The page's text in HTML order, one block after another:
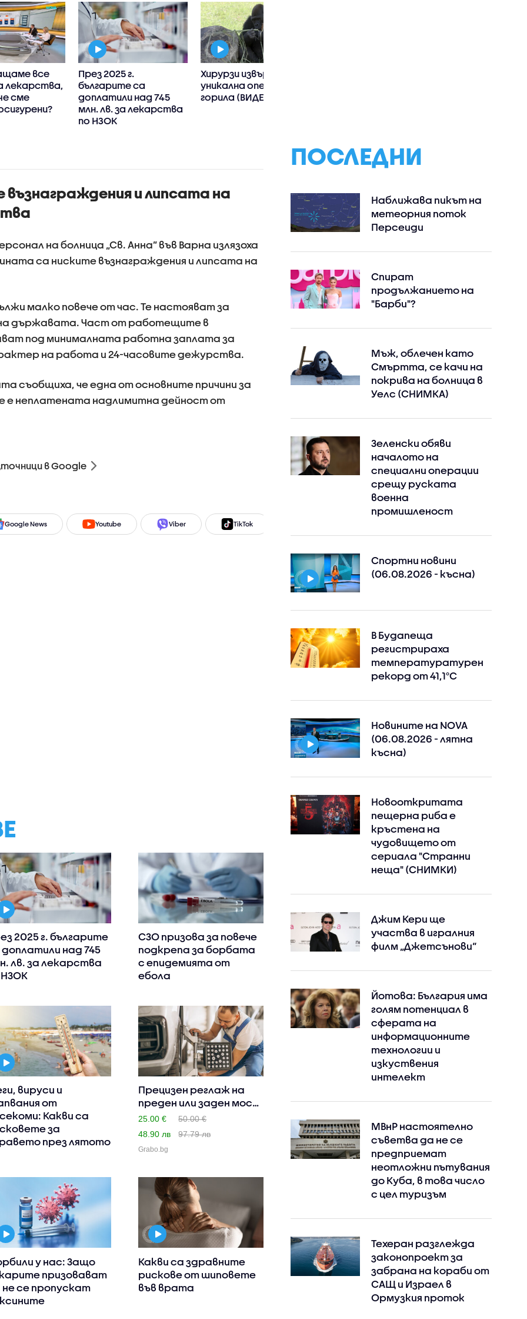
все
лекарства,
сме
През 2025 г.
българите са
доплатили над 745
млн. лв. за лекарства
по НЗОК
Хирурзи извършиха
уникална операция на
горила (ВИДЕО)
и липсата на
на болница „Св. Анна” във Варна излязоха
са ниските възнаграждения и липсата на
малко повече от час. Те настояват за
държавата. Част от работещите в
под минималната работна заплата за
на работа и 24-часовите дежурства.
съобщиха, че една от основните причини за
е неплатената надлимитна дейност от
в Google
Google News Youtube Viber TikTok
2025 г. българите
над 745
лв. за лекарства
СЗО призова за повече
подкрепа за борбата
с епидемията от
ебола
вируси и
от
Какви са
за
през лятото
Прецизен реглаж на
преден или заден мост
за ..
25.00 €
50.00 €
48.90 лв
97.79 лв
Grabo.bg
у нас: Защо
призовават
се пропускат
Какви са здравните
рискове от шиповете
във врата
ПОСЛЕДНИ
Наближава пикът на
метеорния поток
Персеиди
Спират
продължанието на
"Барби"?
Мъж, облечен като
Смъртта, се качи на
покрива на болница в
Уелс (СНИМКА)
Зеленски обяви
началото на
специални операции
срещу руската
военна
промишленост
Спортни новини
(06.08.2026 - късна)
В Будапеща
регистрираха
температуратурен
рекорд от 41,1°C
Новините на NOVA
(06.08.2026 - лятна
късна)
Новооткритата
пещерна риба е
кръстена на
чудовището от
сериала "Странни
неща" (СНИМКИ)
Джим Кери ще
участва в игралния
филм „Джетсънови“
Йотова: България има
голям потенциал в
сферата на
информационните
технологии и
изкуствения
интелект
МВнР настоятелно
съветва да не се
предприемат
неотложни пътувания
до Куба, в това число
с цел туризъм
Техеран разглежда
законопроект за
забрана на кораби от
САЩ и Израел в
Ормузкия проток